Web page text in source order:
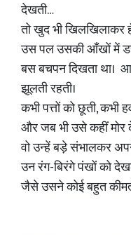
देखती…
तो खुद भी खिलखिलाकर
उस पल उसकी आँखों में
बस बचपन दिखता था।
झूलती रहती।
कभी पत्तों को छूती, कभी
और जब भी उसे कहीं
वो उन्हें बड़े संभालकर
उन रंग-बिरंगे पंखों को
जैसे उसने कोई बहुत